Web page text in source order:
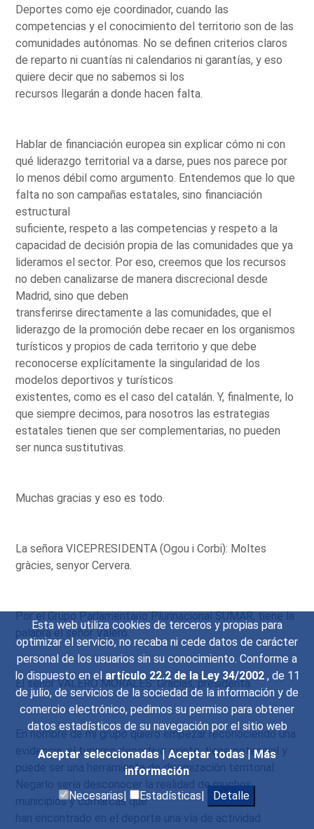
Esta web utiliza cookies de terceros y propias para
optimizar el servicio, no recaba ni cede datos de carácter
personal de los usuarios sin su conocimiento. Conforme a
lo dispuesto en el artículo 22.2 de la Ley 34/2002 , de 11
de julio, de servicios de la sociedad de la información y de
comercio electrónico, pedimos su permiso para obtener
datos estadísticos de su navegación por el sitio web
Aceptar seleccionadas| Aceptar todas |Más
información
Necesarias|
Estadísticas| Detalle
Deportes como eje coordinador, cuando las
competencias y el conocimiento del territorio son de las
comunidades autónomas. No se definen criterios claros
de reparto ni cuantías ni calendarios ni garantías, y eso
quiere decir que no sabemos si los
recursos llegarán a donde hacen falta.
Hablar de financiación europea sin explicar cómo ni con
qué liderazgo territorial va a darse, pues nos parece por
lo menos débil como argumento. Entendemos que lo que
falta no son campañas estatales, sino financiación
estructural
suficiente, respeto a las competencias y respeto a la
capacidad de decisión propia de las comunidades que ya
lideramos el sector. Por eso, creemos que los recursos
no deben canalizarse de manera discrecional desde
Madrid, sino que deben
transferirse directamente a las comunidades, que el
liderazgo de la promoción debe recaer en los organismos
turísticos y propios de cada territorio y que debe
reconocerse explícitamente la singularidad de los
modelos deportivos y turísticos
existentes, como es el caso del catalán. Y, finalmente, lo
que siempre decimos, para nosotros las estrategias
estatales tienen que ser complementarias, no pueden
ser nunca sustitutivas.
Muchas gracias y eso es todo.
La señora VICEPRESIDENTA (Ogou i Corbi): Moltes
gràcies, senyor Cervera.
Por el Grupo Parlamentario Plurinacional SUMAR, tiene la
palabra el señor Valero.
El señor VALERO MORALES: Gracias, presidenta.
En nombre de mi grupo quiero empezar reconociendo una
evidencia: el turismo deportivo existe, tiene potencial y
puede ser una herramienta de dinamización territorial.
Negarlo sería desconocer la realidad de muchos
municipios y comarcas que
han encontrado en el deporte una vía de actividad